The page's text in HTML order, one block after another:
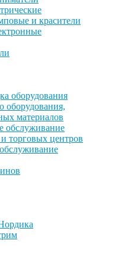
и красители
оборудования
оборудования,
материалов
обслуживание
торговых центров